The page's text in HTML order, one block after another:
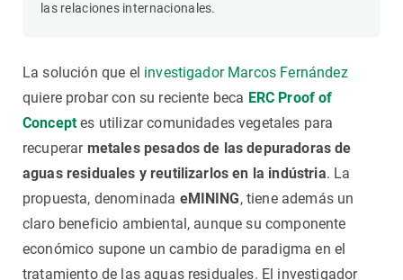
las relaciones internacionales.
La solución que el investigador Marcos Fernández
quiere probar con su reciente beca ERC Proof of
Conceptes utilizar comunidades vegetales para
recuperar metales pesados de las depuradoras de
aguas residuales y reutilizarlos en la indústria. La
propuesta, denominada eMINING, tiene además un
claro beneficio ambiental, aunque su componente
económico supone un cambio de paradigma en el
tratamiento de las aguas residuales. El investigador